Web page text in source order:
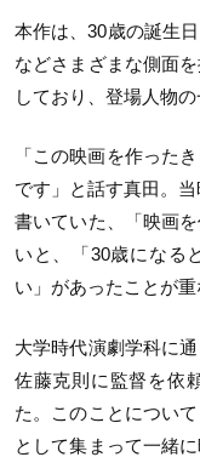
本作は、30歳の誕生
などさまざまな側面
しており、登場人物
「この映画を作ったき
です」と話す真田。
書いていた、「映画
いと、「30歳になる
い」があったことが
大学時代演劇学科に
佐藤克則に監督を依
た。このことについ
として集まって一緒